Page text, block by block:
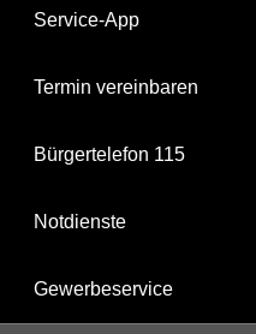
Service-App
Termin vereinbaren
Bürgertelefon 115
Notdienste
Gewerbeservice